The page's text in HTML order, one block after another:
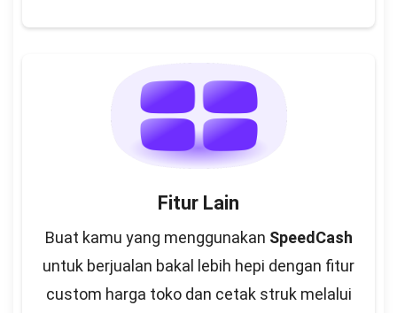
Fitur Lain
Buat kamu yang menggunakan SpeedCash
untuk berjualan bakal lebih hepi dengan fitur
custom harga toko dan cetak struk melalui